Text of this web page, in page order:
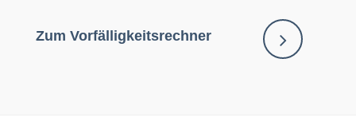
Zum Vorfälligkeitsrechner